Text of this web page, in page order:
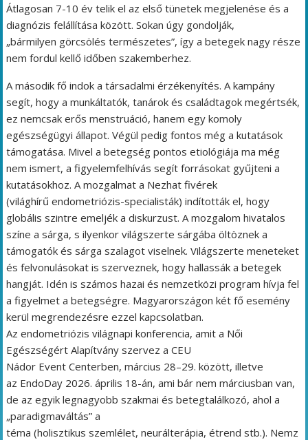
Átlagosan 7-10 év telik el az első tünetek megjelenése és a
diagnózis felállítása között. Sokan úgy gondolják,
„bármilyen görcsölés természetes”, így a betegek nagy része
nem fordul kellő időben szakemberhez.
A második fő indok a társadalmi érzékenyítés. A kampány
segít, hogy a munkáltatók, tanárok és családtagok megértsék,
ez nemcsak erős menstruáció, hanem egy komoly
egészségügyi állapot. Végül pedig fontos még a kutatások
támogatása. Mivel a betegség pontos etiológiája ma még
nem ismert, a figyelemfelhívás segít forrásokat gyűjteni a
kutatásokhoz. A mozgalmat a Nezhat fivérek
(világhírű endometriózis-specialisták) indították el, hogy
globális szintre emeljék a diskurzust. A mozgalom hivatalos
színe a sárga, s ilyenkor világszerte sárgába öltöznek a
támogatók és sárga szalagot viselnek. Világszerte meneteket
és felvonulásokat is szerveznek, hogy hallassák a betegek
hangját. Idén is számos hazai és nemzetközi program hívja fel
a figyelmet a betegségre. Magyarországon két fő esemény
kerül megrendezésre ezzel kapcsolatban.
Az endometriózis világnapi konferencia, amit a Női
Egészségért Alapítvány szervez a CEU
Nádor Event Centerben, március 28–29. között, illetve
az EndoDay 2026. április 18-án, ami bár nem márciusban van,
de az egyik legnagyobb szakmai és betegtalálkozó, ahol a
„paradigmaváltás” a
téma (holisztikus szemlélet, neurálterápia, étrend stb.). Nemz